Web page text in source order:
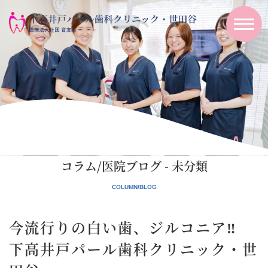
コラム/医院ブログ - 未分類
今流行りの白い歯、ジルコニア‼
下高井戸パール歯科クリニック・世